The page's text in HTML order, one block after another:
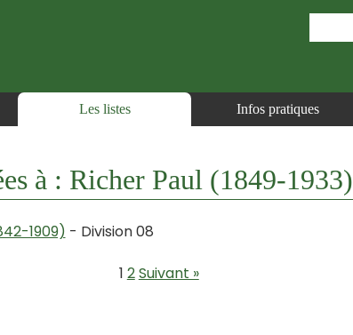
Les listes Infos pratiques
à : Richer Paul (1849-1933)
1909) - Division 08
1 2Suivant »